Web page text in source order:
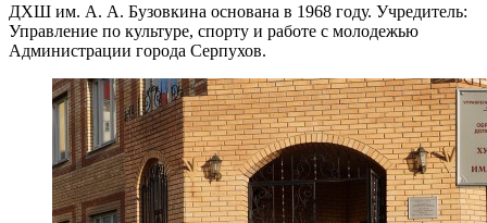
ДХШ им. А. А. Бузовкина основана в 1968 году. Учредитель:
Управление по культуре, спорту и работе с молодежью
Администрации города Серпухов.